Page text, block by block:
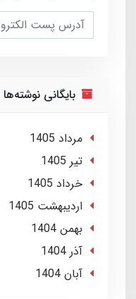
بایگانی نوشته‌ها
مرداد 1405
تير 1405
خرداد 1405
ارديبهشت 1405
بهمن 1404
آذر 1404
آبان 1404